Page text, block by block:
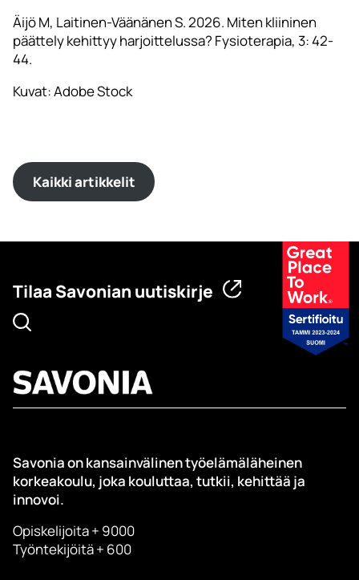
Äijö M, Laitinen-Väänänen S. 2026. Miten kliininen
päättely kehittyy harjoittelussa? Fysioterapia, 3: 42-
44.
Kuvat: Adobe Stock
Kaikki artikkelit
Tilaa Savonian uutiskirje
Savonia on kansainvälinen työelämäläheinen
korkeakoulu, joka kouluttaa, tutkii, kehittää ja
innovoi.
Opiskelijoita + 9000
Työntekijöitä + 600